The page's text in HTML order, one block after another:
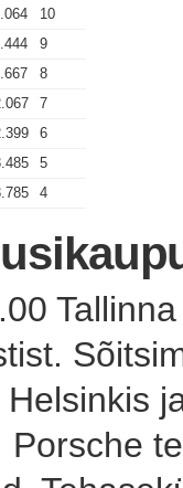
10
9
8
7
6
5
4
Porsche